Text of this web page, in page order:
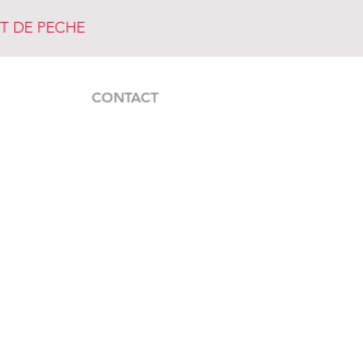
DE PECHE
CONTACT